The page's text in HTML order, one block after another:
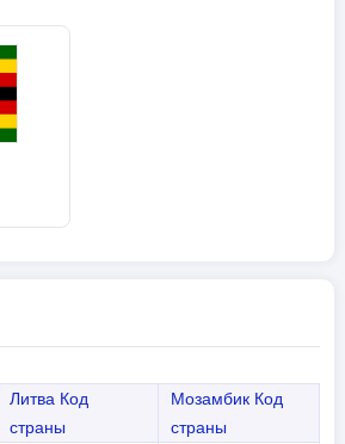
Литва Код
страны
Мозамбик Код
страны